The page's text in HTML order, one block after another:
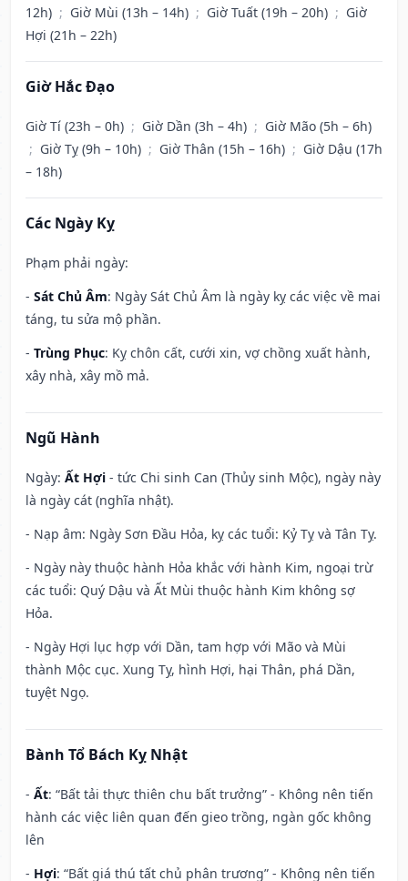
12h) ; Giờ Mùi (13h – 14h) ; Giờ Tuất (19h – 20h) ; Giờ
Hợi (21h – 22h)
Giờ Hắc Đạo
Giờ Tí (23h – 0h) ; Giờ Dần (3h – 4h) ; Giờ Mão (5h – 6h)
; Giờ Tỵ (9h – 10h) ; Giờ Thân (15h – 16h) ; Giờ Dậu (17h
– 18h)
Các Ngày Kỵ
Phạm phải ngày:
- Sát Chủ Âm: Ngày Sát Chủ Âm là ngày kỵ các việc về mai
táng, tu sửa mộ phần.
- Trùng Phục: Kỵ chôn cất, cưới xin, vợ chồng xuất hành,
xây nhà, xây mồ mả.
Ngũ Hành
Ngày: Ất Hợi - tức Chi sinh Can (Thủy sinh Mộc), ngày này
là ngày cát (nghĩa nhật).
- Nạp âm: Ngày Sơn Đầu Hỏa, kỵ các tuổi: Kỷ Tỵ và Tân Tỵ.
- Ngày này thuộc hành Hỏa khắc với hành Kim, ngoại trừ
các tuổi: Quý Dậu và Ất Mùi thuộc hành Kim không sợ
Hỏa.
- Ngày Hợi lục hợp với Dần, tam hợp với Mão và Mùi
thành Mộc cục. Xung Tỵ, hình Hợi, hại Thân, phá Dần,
tuyệt Ngọ.
Bành Tổ Bách Kỵ Nhật
- Ất: “Bất tải thực thiên chu bất trưởng” - Không nên tiến
hành các việc liên quan đến gieo trồng, ngàn gốc không
lên
- Hợi: “Bất giá thú tất chủ phân trương” - Không nên tiến